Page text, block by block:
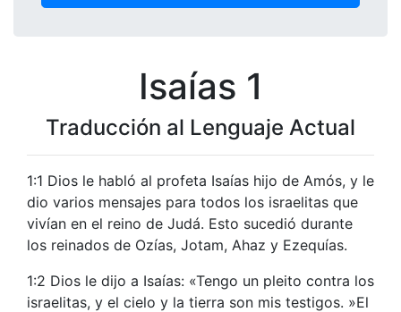
Isaías 1
Traducción al Lenguaje Actual
1:1 Dios le habló al profeta Isaías hijo de Amós, y le
dio varios mensajes para todos los israelitas que
vivían en el reino de Judá. Esto sucedió durante
los reinados de Ozías, Jotam, Ahaz y Ezequías.
1:2 Dios le dijo a Isaías: «Tengo un pleito contra los
israelitas, y el cielo y la tierra son mis testigos. »El